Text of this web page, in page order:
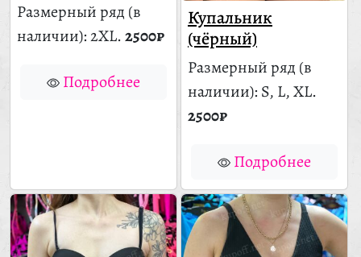
Размерный ряд (в
наличии): 2XL.2500₽
Подробнее
Купальник
(чёрный)
Размерный ряд (в
наличии): S, L, XL.
2500₽
Подробнее